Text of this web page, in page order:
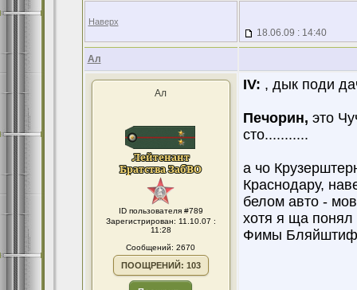
Наверх
18.06.09 : 14:40
Ал
Ал
ID пользователя #789
Зарегистрирован: 11.10.07 :
11:28
Сообщений: 2670
ПООЩРЕНИЙ: 103
IV: , дык поди
Печорин, это
сто...........
а чо
Краснодару,
белом авто -
хотя я ща понял
Фимы